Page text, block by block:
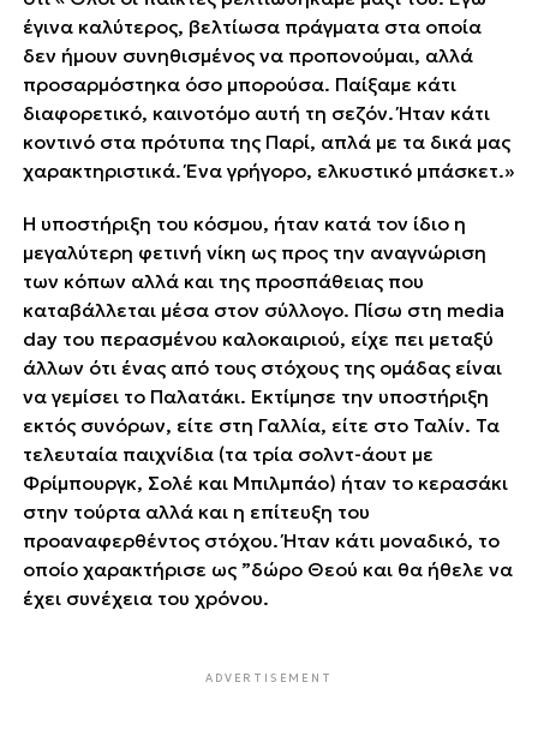
έγινα καλύτερος, βελτίωσα πράγματα στα οποία
δεν ήμουν συνηθισμένος να προπονούμαι, αλλά
προσαρμόστηκα όσο μπορούσα. Παίξαμε κάτι
διαφορετικό, καινοτόμο αυτή τη σεζόν. Ήταν κάτι
κοντινό στα πρότυπα της Παρί, απλά με τα δικά μας
χαρακτηριστικά. Ένα γρήγορο, ελκυστικό μπάσκετ.»
Η υποστήριξη του κόσμου, ήταν κατά τον ίδιο η
΄΄μεγαλύτερη φετινή νίκη΄΄ ως προς την αναγνώριση
των κόπων αλλά και της προσπάθειας που
καταβάλλεται μέσα στον σύλλογο. Πίσω στη media
day του περασμένου καλοκαιριού, είχε πει μεταξύ
άλλων ότι ένας από τους στόχους της ομάδας είναι
να γεμίσει το Παλατάκι. Εκτίμησε την υποστήριξη
εκτός συνόρων, είτε στη Γαλλία, είτε στο Ταλίν. Τα
τελευταία παιχνίδια (τα τρία σολντ-άουτ με
Φρίμπουργκ, Σολέ και Μπιλμπάο) ήταν το κερασάκι
στην τούρτα αλλά και η επίτευξη του
προαναφερθέντος στόχου. Ήταν κάτι μοναδικό, το
οποίο χαρακτήρισε ως ”δώρο Θεού΄΄ και θα ήθελε να
έχει συνέχεια του χρόνου.
ADVERTISEMENT